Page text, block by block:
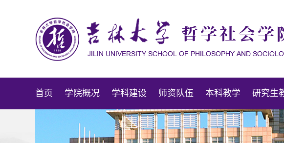
首页 学院概况 学科建设 师资队伍 本科教学 研究生